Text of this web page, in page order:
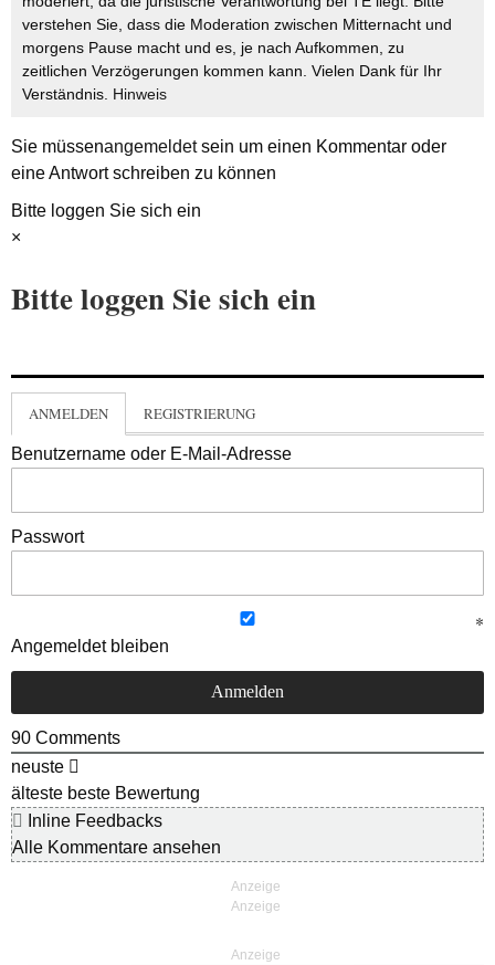
verstehen Sie, dass die Moderation zwischen Mitternacht und
morgens Pause macht und es, je nach Aufkommen, zu
zeitlichen Verzögerungen kommen kann. Vielen Dank für Ihr
Verständnis. Hinweis
Sie müssenangemeldetsein um einen Kommentar oder
eine Antwort schreiben zu können
Bitte loggen Sie sich ein
×
Bitte loggen Sie sich ein
ANMELDEN REGISTRIERUNG
Benutzername oder E-Mail-Adresse
Passwort
Angemeldet bleiben
90 Comments
neuste
älteste beste Bewertung
Inline Feedbacks
Alle Kommentare ansehen
Anzeige